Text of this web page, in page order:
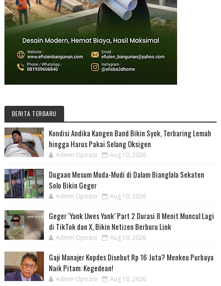
BERITA TERBARU
Kondisi Andika Kangen Band Bikin Syok, Terbaring Lemah
hingga Harus Pakai Selang Oksigen
Admin Oposisi Aug 10, 2026
Dugaan Mesum Muda-Mudi di Dalam Bianglala Sekaten
Solo Bikin Geger
Admin Oposisi Aug 10, 2026
Geger ‘Yank Uwes Yank’ Part 2 Durasi 8 Menit Muncul Lagi
di TikTok dan X, Bikin Netizen Berburu Link
Admin Oposisi Aug 10, 2026
Gaji Manajer Kopdes Disebut Rp 16 Juta? Menkeu Purbaya
Naik Pitam: Kegedean!
Admin Oposisi Aug 10, 2026